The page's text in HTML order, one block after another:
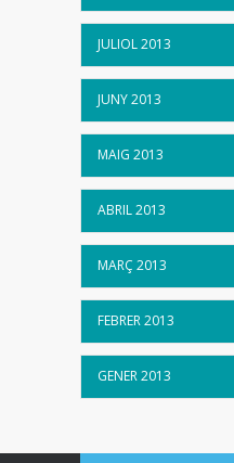
JULIOL 2013
JUNY 2013
MAIG 2013
ABRIL 2013
MARÇ 2013
FEBRER 2013
GENER 2013